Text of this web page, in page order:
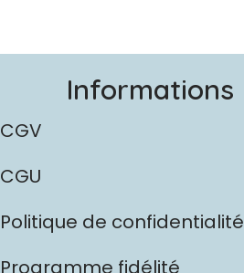
Informations
CGV
CGU
Politique de confidentialité
Programme fidélité